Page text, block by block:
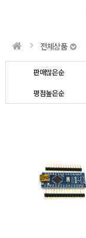
전체상품
판매많은순
평점높은순